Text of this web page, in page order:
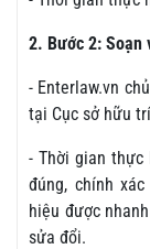
2. Bước 2: Soạn
- Enterlaw.vn
tại Cục sở hữu
- Thời gian thực
đúng, chính
hiệu được
sửa đổi.